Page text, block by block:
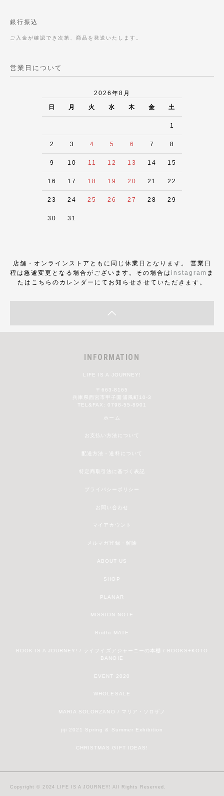
銀行振込
ご入金が確認でき次第、商品を発送いたします。
営業日について
2026年8月
日 月 火 水 木 金 土
1
2 3 4 5 6 7 8
9 10 11 12 13 14 15
16 17 18 19 20 21 22
23 24 25 26 27 28 29
30 31
店舗・オンラインストアともに同じ休業日となります。 営業日
程は急遽変更となる場合がございます。その場合は instagram ま
たはこちらのカレンダーにてお知らせさせていただきます。
INFORMATION
LIFE IS A JOURNEY!
〒663-8165
兵庫県西宮市甲子園浦風町10-3
TEL&FAX: 0798-55-8901
ホーム
お支払い方法について
配送方法・送料について
特定商取引法に基づく表記
プライバシーポリシー
お問い合わせ
マイアカウント
メルマガ登録・解除
ABOUT US
SHOP
PLANAR
MISSION NOTE
Bodhi MATE
BOOK IS A JOURNEY! / ライフイズアジャーニーの本棚 / BOOKS+KOTO
BANOIE
EVENT 2020
WHOLESALE
MARIA SOLORZANO / マリア・ソロザノ
jiji 2021 Spring & Summer Exhibition
CHRISTMAS GIFT IDEAS!
Copyright © 2024 LIFE IS A JOURNEY! All Rights Reserved.